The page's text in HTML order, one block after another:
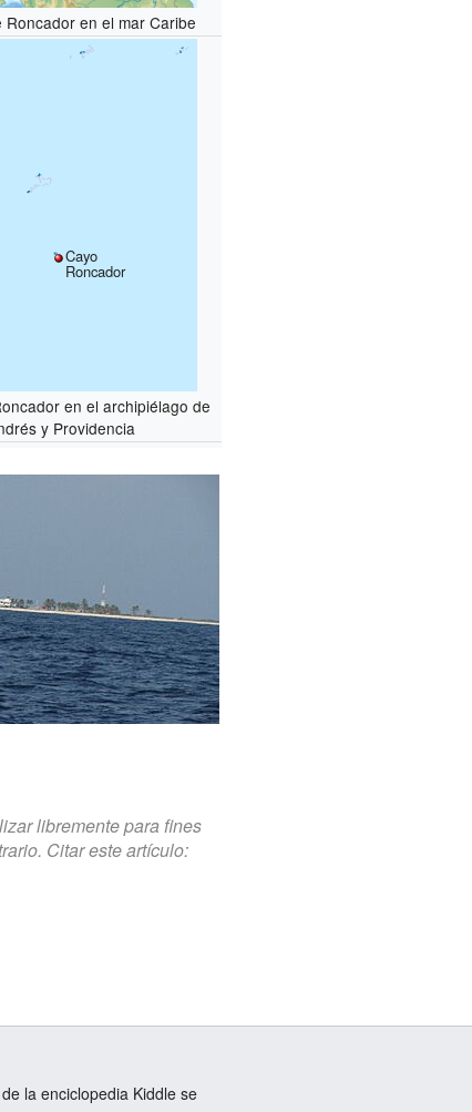
Roncador en el mar Caribe
Cayo
Roncador
en el archipiélago de
y Providencia
libremente para fines
Citar este artículo:
la enciclopedia Kiddle se